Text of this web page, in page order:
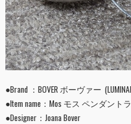
●Brand ：BOVER ボーヴァー
●Item name：Mos モス ペンダント
●Designer：Joana Bover